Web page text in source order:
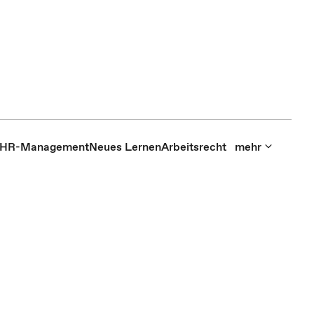
HR-ManagementNeues LernenArbeitsrecht mehr